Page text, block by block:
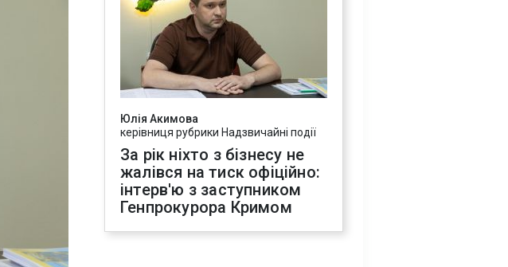
Юлія Акимова
керівниця рубрики Надзвичайні події
За рік ніхто з бізнесу не
жалівся на тиск офіційно:
інтерв'ю з заступником
Генпрокурора Кримом